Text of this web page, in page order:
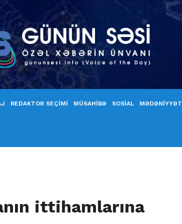
REDAKTOR SEÇİMİ MÜSAHİBƏ SOSİAL MƏDƏNİYYƏT
ittihamlarına